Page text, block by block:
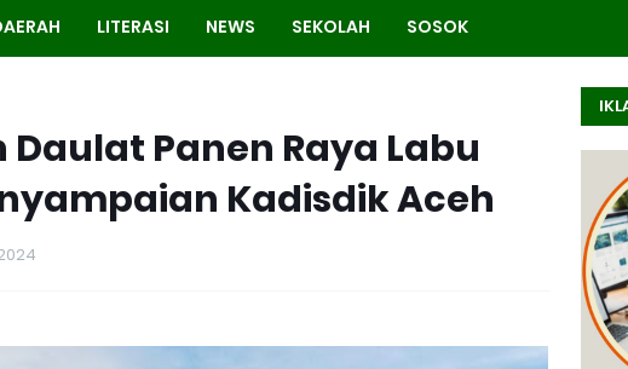
LITERASI NEWS SEKOLAH SOSOK
Daulat Panen Raya Labu
Kadisdik Aceh